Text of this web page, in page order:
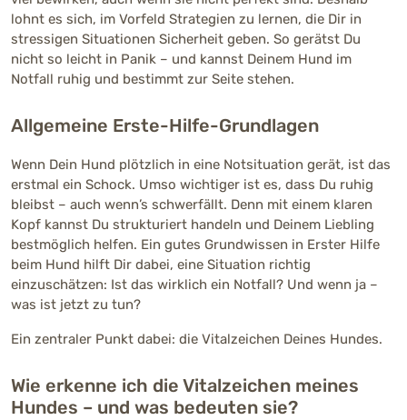
lohnt es sich, im Vorfeld Strategien zu lernen, die Dir in
stressigen Situationen Sicherheit geben. So gerätst Du
nicht so leicht in Panik – und kannst Deinem Hund im
Notfall ruhig und bestimmt zur Seite stehen.
Allgemeine Erste-Hilfe-Grundlagen
Wenn Dein Hund plötzlich in eine Notsituation gerät, ist das
erstmal ein Schock. Umso wichtiger ist es, dass Du ruhig
bleibst – auch wenn’s schwerfällt. Denn mit einem klaren
Kopf kannst Du strukturiert handeln und Deinem Liebling
bestmöglich helfen. Ein gutes Grundwissen in Erster Hilfe
beim Hund hilft Dir dabei, eine Situation richtig
einzuschätzen: Ist das wirklich ein Notfall? Und wenn ja –
was ist jetzt zu tun?
Ein zentraler Punkt dabei: die Vitalzeichen Deines Hundes.
Wie erkenne ich die Vitalzeichen meines
Hundes – und was bedeuten sie?